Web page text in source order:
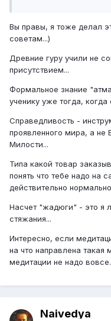
Вы правы, я тоже делал
советам...)
Древние гуру учили не
присутствием...
Формальное знание
ученику уже тогда,
Справедливость -
проявленного мира, а не
Милости...
Типа какой товар
понять что тебе надо на
действительно
Насчет "жадюги" - это я
стяжания...
Интересно, если
на что направлена
медитации не надо
Naivedya